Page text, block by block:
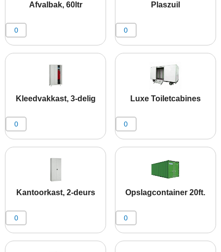
Afvalbak, 60ltr
Kleedvakkast, 3-delig
Kantoorkast, 2-deurs
Plaszuil
Luxe Toiletcabines
Opslagcontainer 20ft.